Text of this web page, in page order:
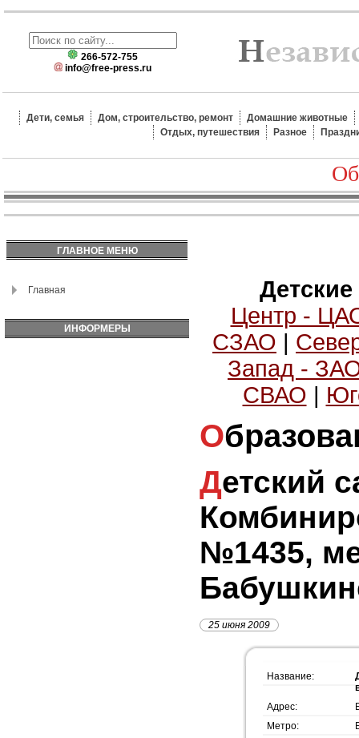
266-572-755
info@free-press.ru
Дети, семья Дом, строительство, ремонт
Домашние животные
Отдых, путешествия
Разное
ГЛАВНОЕ МЕНЮ
Главная
ИНФОРМЕРЫ
Центр -
СЗАО |
Запад -
СВАО |
Детский сад
№1435,
25 июня 2009
Название:
Адрес:
Метро: